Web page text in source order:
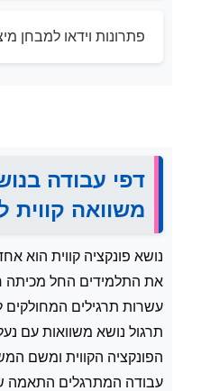
פתרונות וידאו למבחן מיצב
דפי עבודה
משוואה קווית
נושא פונקציה קווית הוא
את התלמידים החל מכיתה
עשרות תרגילים המחולקים
תרגול נושא משוואות עם
הפונקציה הקווית ומשם
עבודה המתרגלים התאמה